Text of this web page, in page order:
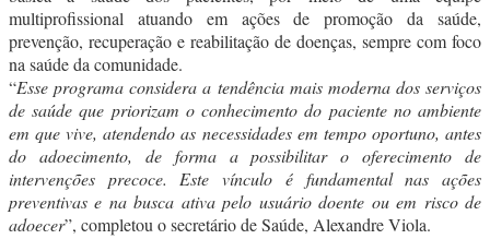
multiprofissional atuando em ações de promoção da saúde,
prevenção, recuperação e reabilitação de doenças, sempre com foco
na saúde da comunidade.
“Esse programa considera a tendência mais moderna dos serviços
de saúde que priorizam o conhecimento do paciente no ambiente
em que vive, atendendo as necessidades em tempo oportuno, antes
do adoecimento, de forma a possibilitar o oferecimento de
intervenções precoce. Este vínculo é fundamental nas ações
preventivas e na busca ativa pelo usuário doente ou em risco de
adoecer”, completou o secretário de Saúde, Alexandre Viola.